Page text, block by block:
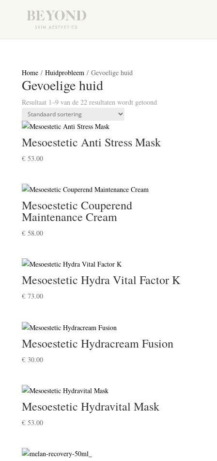
Home/ Huidprobleem/ Gevoelige huid
Gevoelige huid
Resultaat 1–9 van de 22 resultaten wordt getoond
Mesoestetic Anti Stress Mask
€53.00
Mesoestetic Couperend
Maintenance Cream
€58.00
Mesoestetic Hydra Vital Factor K
€73.00
Mesoestetic Hydracream Fusion
€30.00
Mesoestetic Hydravital Mask
€53.00